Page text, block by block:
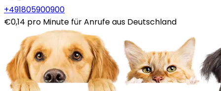
+491805900900
€0,14 pro Minute für Anrufe aus Deutschland